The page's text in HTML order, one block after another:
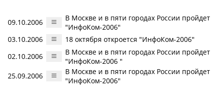
09.10.2006
В Москве и в пяти городах России пройдет
"ИнфоКом-2006"
03.10.2006
18 октября откроется "ИнфоКом-2006"
02.10.2006
В Москве и в пяти городах России пройдет
"ИнфоКом-2006 "
25.09.2006
В Москве и в пяти городах России пройдет
"ИнфоКом-2006"